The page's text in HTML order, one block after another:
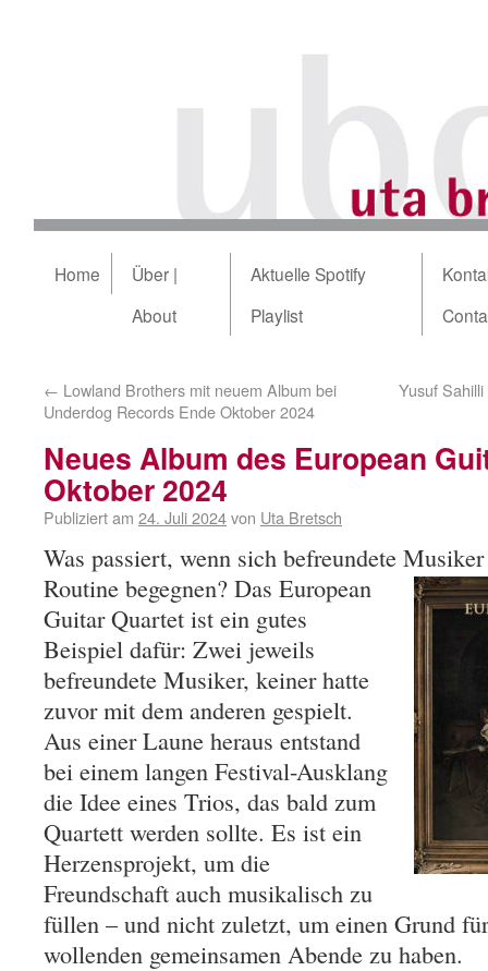
Home
Über |
About
Aktuelle Spotify
Playlist
← Lowland Brothers mit neuem Album bei
Underdog Records Ende Oktober 2024
Yusuf
Neues Album des European
Oktober 2024
Publiziert am 24. Juli 2024von Uta Bretsch
Was passiert, wenn sich befreundete
Routine begegnen? Das European
Guitar Quartet ist ein gutes
Beispiel dafür: Zwei jeweils
befreundete Musiker, keiner hatte
zuvor mit dem anderen gespielt.
Aus einer Laune heraus entstand
bei einem langen Festival-Ausklang
die Idee eines Trios, das bald zum
Quartett werden sollte. Es ist ein
Herzensprojekt, um die
Freundschaft auch musikalisch zu
füllen – und nicht zuletzt, um einen Grund
wollenden gemeinsamen Abende zu haben.